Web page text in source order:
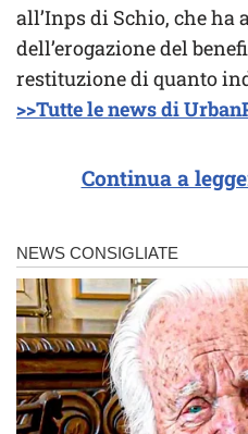
all’Inps di Schio, che ha
dell’erogazione del
restituzione di quanto
>>Tutte le news di
Continua a